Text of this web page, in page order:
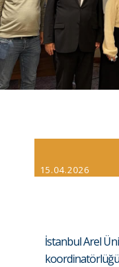
15.04.2026
İstanbul Arel